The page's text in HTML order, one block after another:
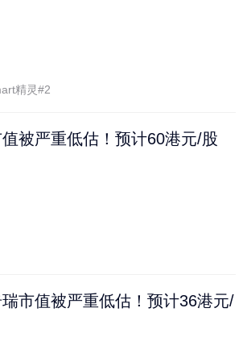
精灵#2
被严重低估！预计60港元/股
市值被严重低估！预计36港元/